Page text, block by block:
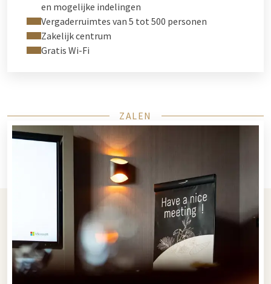
en mogelijke indelingen
Vergaderruimtes van 5 tot 500 personen
Zakelijk centrum
Gratis Wi-Fi
ZALEN